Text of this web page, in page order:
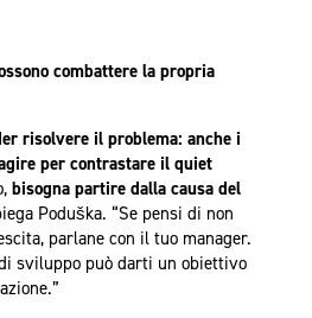
combattere la propria
risolvere il problema: anche i
per contrastare il quiet
bisogna partire dalla causa del
Poduška. “Se pensi di non
parlane con il tuo manager.
sviluppo può darti un obiettivo